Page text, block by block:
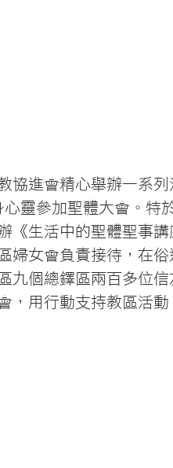
協進會精心舉辦一系
靈參加聖體大會。特
《生活中的聖體聖事
婦女會負責接待，在
九個總鐸區兩百多位信
，用行動支持教區活動